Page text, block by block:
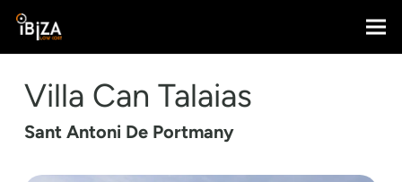
Villa Can Talaias
Sant Antoni De Portmany